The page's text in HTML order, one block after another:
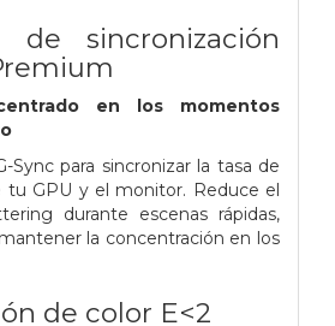
de sincronización
en los momentos
Sync para sincronizar la tasa de
GPU y el monitor. Reduce el
durante escenas rápidas,
la concentración en los
de color E<2